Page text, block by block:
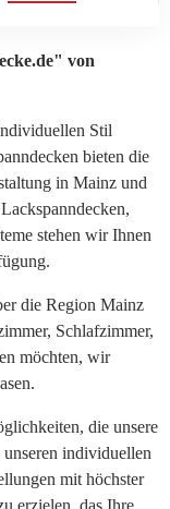
von
Stil
bieten die
in Mainz und
stehen wir Ihnen
die Region Mainz
Schlafzimmer,
möchten, wir
die unsere
unseren individuellen
mit höchster
erzielen, das Ihre